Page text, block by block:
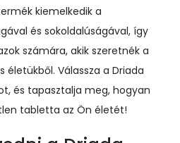
kiemelkedik a
és sokoldalúságával, így
számára, akik szeretnék a
életükből. Válassza a Driada
és tapasztalja meg, hogyan
tabletta az Ön életét!